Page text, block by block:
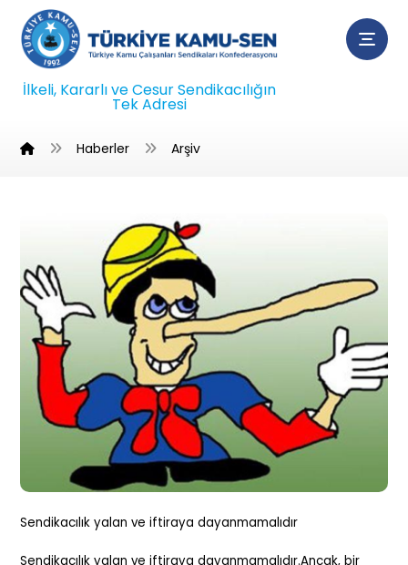
İlkeli, Kararlı ve Cesur Sendikacılığın
Tek Adresi
Haberler Arşiv
Sendikacılık yalan ve iftiraya dayanmamalıdır
Sendikacılık yalan ve iftiraya dayanmamalıdır.Ancak, bir